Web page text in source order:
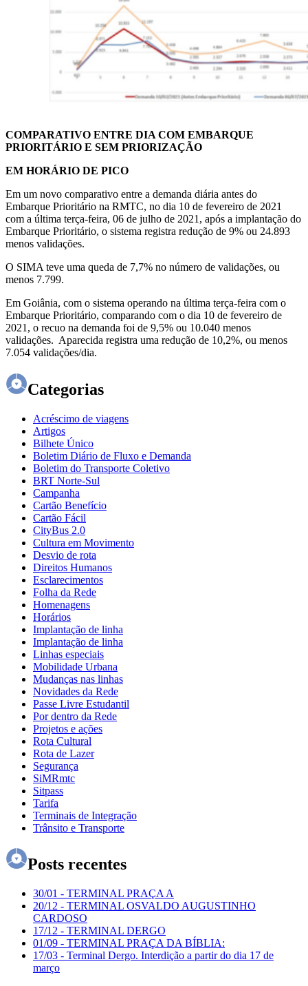
COMPARATIVO ENTRE DIA COM EMBARQUE
PRIORITÁRIO E SEM PRIORIZAÇÃO
EM HORÁRIO DE PICO
Em um novo comparativo entre a demanda diária antes do
Embarque Prioritário na RMTC, no dia 10 de fevereiro de 2021
com a última terça-feira, 06 de julho de 2021, após a implantação do
Embarque Prioritário, o sistema registra redução de 9% ou 24.893
menos validações.
O SIMA teve uma queda de 7,7% no número de validações, ou
menos 7.799.
Em Goiânia, com o sistema operando na última terça-feira com o
Embarque Prioritário, comparando com o dia 10 de fevereiro de
2021, o recuo na demanda foi de 9,5% ou 10.040 menos
validações. Aparecida registra uma redução de 10,2%, ou menos
7.054 validações/dia.
Categorias
Acréscimo de viagens
Artigos
Bilhete Único
Boletim Diário de Fluxo e Demanda
Boletim do Transporte Coletivo
BRT Norte-Sul
Campanha
Cartão Benefício
Cartão Fácil
CityBus 2.0
Cultura em Movimento
Desvio de rota
Direitos Humanos
Esclarecimentos
Folha da Rede
Homenagens
Horários
Implantação de linha
Implantação de linha
Linhas especiais
Mobilidade Urbana
Mudanças nas linhas
Novidades da Rede
Passe Livre Estudantil
Por dentro da Rede
Projetos e ações
Rota Cultural
Rota de Lazer
Segurança
SiMRmtc
Sitpass
Tarifa
Terminais de Integração
Trânsito e Transporte
Posts recentes
30/01 - TERMINAL PRAÇA A
20/12 - TERMINAL OSVALDO AUGUSTINHO
CARDOSO
17/12 - TERMINAL DERGO
01/09 - TERMINAL PRAÇA DA BÍBLIA:
17/03 - Terminal Dergo. Interdição a partir do dia 17 de
março